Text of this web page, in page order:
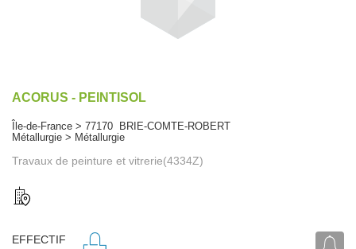
ACORUS - PEINTISOL
Île-de-France > 77170 BRIE-COMTE-ROBERT
Métallurgie > Métallurgie
Travaux de peinture et vitrerie(4334Z)
EFFECTIF